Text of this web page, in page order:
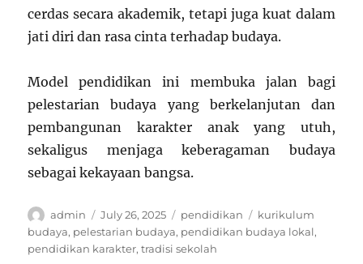
cerdas secara akademik, tetapi juga kuat dalam
jati diri dan rasa cinta terhadap budaya.
Model pendidikan ini membuka jalan bagi
pelestarian budaya yang berkelanjutan dan
pembangunan karakter anak yang utuh,
sekaligus menjaga keberagaman budaya
sebagai kekayaan bangsa.
Author
admin
Posted
on
July 26, 2025 Categories
pendidikan Tags
kurikulum
budaya, pelestarian budaya, pendidikan budaya lokal,
pendidikan karakter,tradisi sekolah